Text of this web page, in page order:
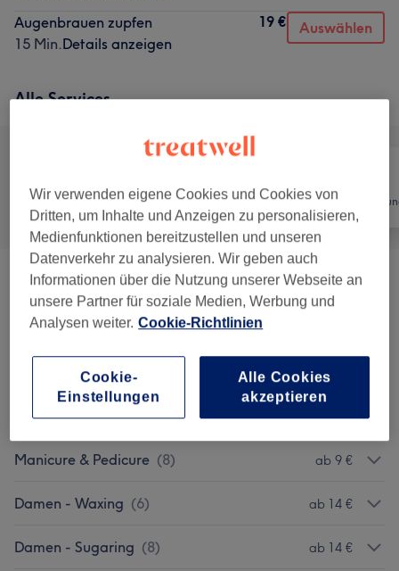
Augenbrauen zupfen
15 Min.Details anzeigen
19 € Auswählen
Alle Services
Alle Nägel
Facials (4) ab 84 €
Lash Extensions (3 )
Brows & Lashes (10 ab 14 €
Haarentfernung Mit Fadentechnik (2) 14 €
Manicure & Pedicure (8) ab 9 €
Damen - Waxing (6) ab 14 €
Damen - Sugaring (8) ab 14 €
Wir verwenden eigene Cookies und Cookies von
Dritten, um Inhalte und Anzeigen zu personalisieren,
Medienfunktionen bereitzustellen und unseren
Datenverkehr zu analysieren. Wir geben auch
Informationen über die Nutzung unserer Webseite an
unsere Partner für soziale Medien, Werbung und
Analysen weiter. Cookie-Richtlinien
Cookie-
Einstellungen
Alle Cookies
akzeptieren